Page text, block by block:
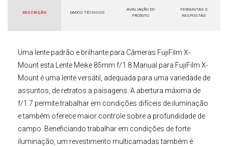
DESCRIÇÃO DADOS TÉCNICOS
AVALIAÇÃO DO
PRODUTO
PERGUNTAS E
RESPOSTAS
Uma lente padrão e brilhante para Câmeras FujiFilm X-
Mount esta Lente Meike 85mm f/1.8 Manual para FujiFilm X-
Mount é uma lente versátil, adequada para uma variedade de
assuntos, de retratos a paisagens. A abertura máxima de
f/1.7 permite trabalhar em condições difíceis de iluminação
e também oferece maior controle sobre a profundidade de
campo. Beneficiando trabalhar em condições de forte
iluminação, um revestimento multicamadas também é